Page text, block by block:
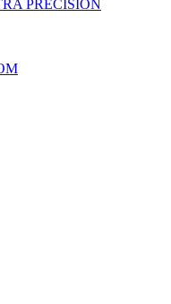
PRECISION